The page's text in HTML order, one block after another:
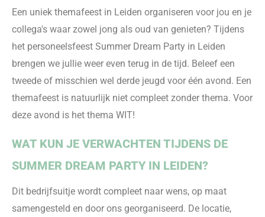
Een uniek themafeest in Leiden organiseren voor jou en je
collega's waar zowel jong als oud van genieten? Tijdens
het personeelsfeest Summer Dream Party in Leiden
brengen we jullie weer even terug in de tijd. Beleef een
tweede of misschien wel derde jeugd voor één avond. Een
themafeest is natuurlijk niet compleet zonder thema. Voor
deze avond is het thema WIT!
WAT KUN JE VERWACHTEN TIJDENS DE
SUMMER DREAM PARTY IN LEIDEN?
Dit bedrijfsuitje wordt compleet naar wens, op maat
samengesteld en door ons georganiseerd. De locatie,